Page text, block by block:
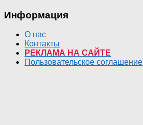
Информация
О нас
Контакты
РЕКЛАМА НА САЙТЕ
Пользовательское соглашение